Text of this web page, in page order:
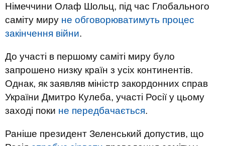
Німеччини Олаф Шольц, під час Глобального
саміту миру не обговорюватимуть процес
закінчення війни.
До участі в першому саміті миру було
запрошено низку країн з усіх континентів.
Однак, як заявляв міністр закордонних справ
України Дмитро Кулеба, участі Росії у цьому
заході поки не передбачається.
Раніше президент Зеленський допустив, що